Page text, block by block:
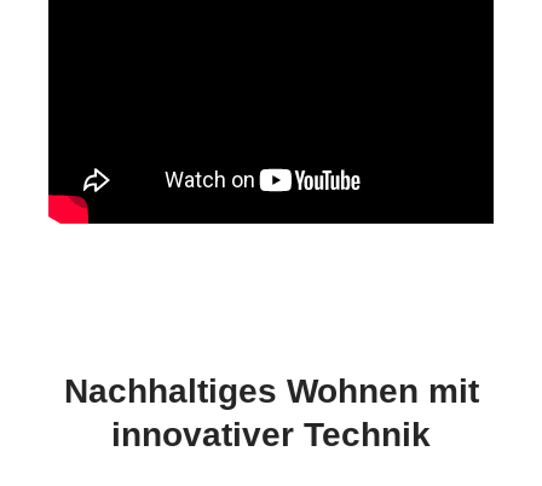
Nachhaltiges Wohnen mit
innovativer Technik